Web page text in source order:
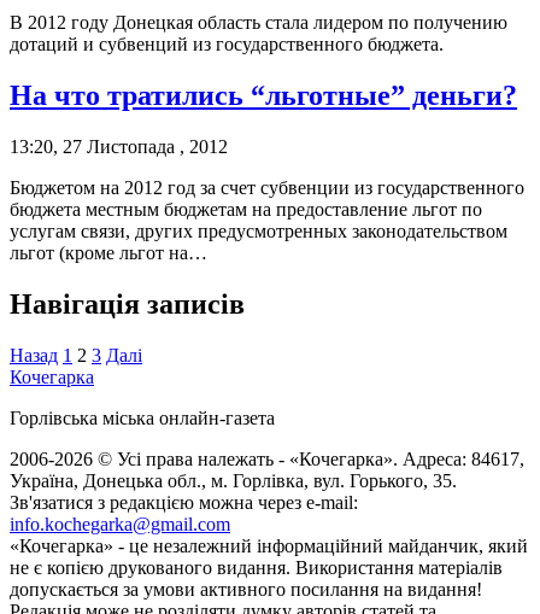
В 2012 году Донецкая область стала лидером по получению
дотаций и субвенций из государственного бюджета.
На что тратились “льготные” деньги?
13:20, 27 Листопада , 2012
Бюджетом на 2012 год за счет субвенции из государственного
бюджета местным бюджетам на предоставление льгот по
услугам связи, других предусмотренных законодательством
льгот (кроме льгот на…
Навігація записів
Назад 1 2 3 Далі
Кочегарка
Горлівська міська онлайн-газета
2006-2026 © Усі права належать - «Кочегарка». Адреса: 84617,
Україна, Донецька обл., м. Горлівка, вул. Горького, 35.
Зв'язатися з редакцією можна через e-mail:
info.kochegarka@gmail.com
«Кочегарка» - це незалежний інформаційний майданчик, який
не є копією друкованого видання. Використання матеріалів
допускається за умови активного посилання на видання!